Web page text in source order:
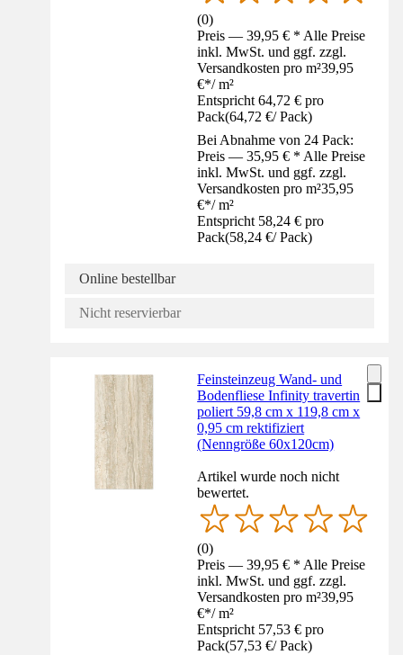
(0)
Preis — 39,95 € * Alle Preise
inkl. MwSt. und ggf. zzgl.
Versandkosten pro m²39,95
€*/ m²
Entspricht 64,72 € pro
Pack(64,72 €/ Pack)
Bei Abnahme von 24 Pack:
Preis — 35,95 € * Alle Preise
inkl. MwSt. und ggf. zzgl.
Versandkosten pro m²35,95
€*/ m²
Entspricht 58,24 € pro
Pack(58,24 €/ Pack)
Online bestellbar
Nicht reservierbar
Feinsteinzeug Wand- und
Bodenfliese Infinity travertin
poliert 59,8 cm x 119,8 cm x
0,95 cm rektifiziert
(Nenngröße 60x120cm)
Artikel wurde noch nicht
bewertet.
(0)
Preis — 39,95 € * Alle Preise
inkl. MwSt. und ggf. zzgl.
Versandkosten pro m²39,95
€*/ m²
Entspricht 57,53 € pro
Pack(57,53 €/ Pack)